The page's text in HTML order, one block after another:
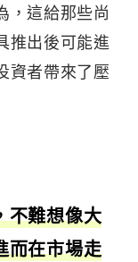
，這給那些尚
推出後可能進
資者帶來了壓
不難想像大
而在市場走